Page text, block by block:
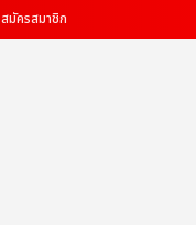
สมัครสมาชิก